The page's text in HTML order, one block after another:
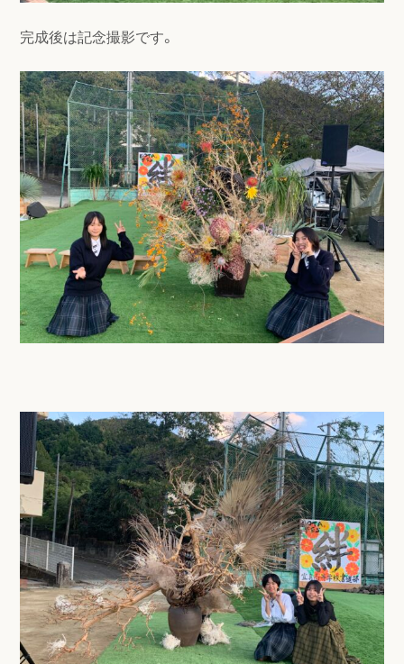
完成後は記念撮影です。